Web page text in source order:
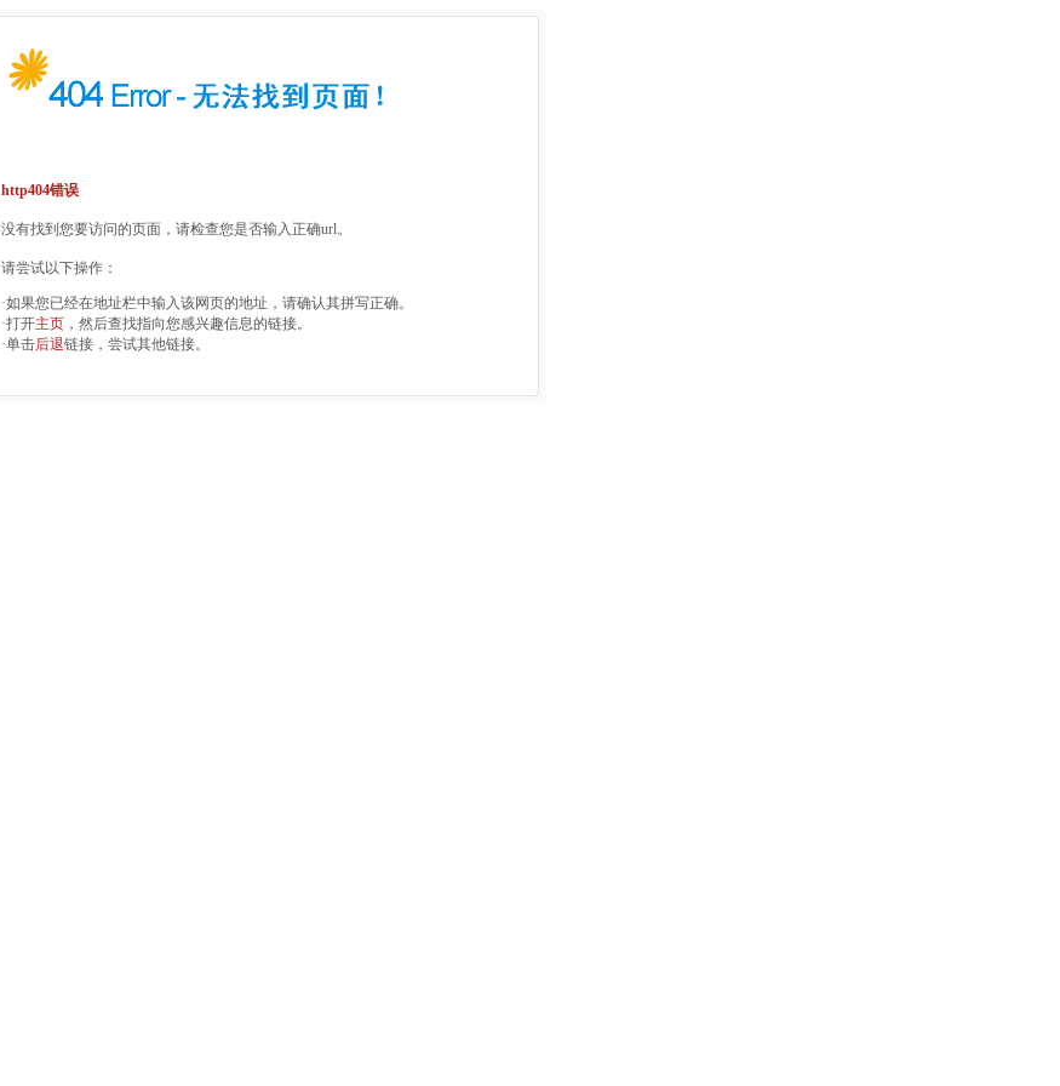
http404错误
没有找到您要访问的页面，请检查您是否输入正确url。
请尝试以下操作：
·如果您已经在地址栏中输入该网页的地址，请确认其拼写正确。
·打开主页 ，然后查找指向您感兴趣信息的链接。
·单击后退链接，尝试其他链接。